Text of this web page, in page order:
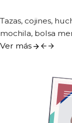
Tazas, cojines,
mochila, bolsa
Ver más